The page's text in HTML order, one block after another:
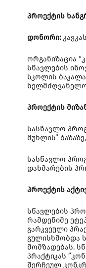
პროექტის
დონორი:
ორგანიზაცია
სწავლების
სკოლის
პროექტის
სასწავლო
მუხლის”
სასწავლო
დახმარების
პროექტის
სწავლების
რამდენიმე
გარკვეული
გულისხმობდა
მომზადებას.
პრაქტიკას
შერჩეულ